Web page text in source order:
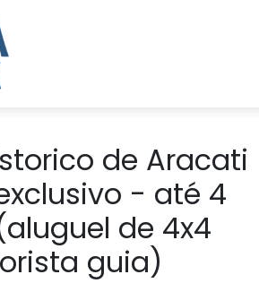
de Aracati
- até 4
de 4x4
guia)